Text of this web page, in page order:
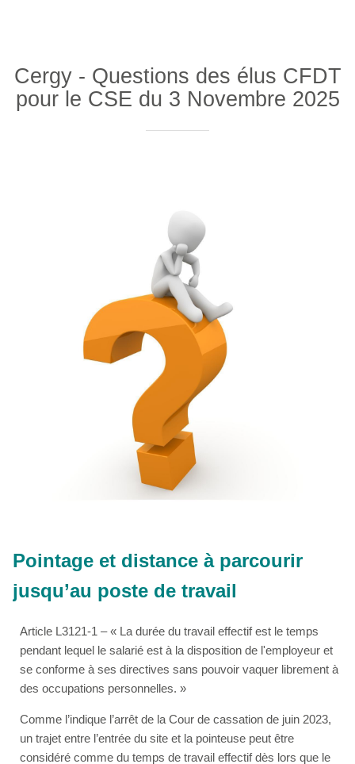
Cergy - Questions des élus CFDT
pour le CSE du 3 Novembre 2025
Pointage et distance à parcourir
jusqu’au poste de travail
Article L3121-1 – « La durée du travail effectif est le temps
pendant lequel le salarié est à la disposition de l'employeur et
se conforme à ses directives sans pouvoir vaquer librement à
des occupations personnelles. »
Comme l’indique l’arrêt de la Cour de cassation de juin 2023,
un trajet entre l’entrée du site et la pointeuse peut être
considéré comme du temps de travail effectif dès lors que le